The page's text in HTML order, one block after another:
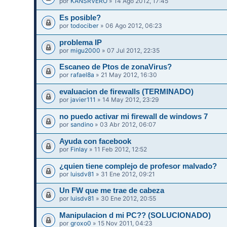
Es posible?
portodociber » 06 Ago 2012, 06:23
problema IP
por migu2000 » 07 Jul 2012, 22:35
Escaneo de Ptos de zonaVirus?
por rafael8a » 21 May 2012, 16:30
evaluacion de firewalls (TERMINADO)
porjavier111 » 14 May 2012, 23:29
no puedo activar mi firewall de windows 7
porsandino » 03 Abr 2012, 06:07
Ayuda con facebook
por Finlay » 11 Feb 2012, 12:52
¿quien tiene complejo de profesor malvado?
por luisdv81 » 31 Ene 2012, 09:21
Un FW que me trae de cabeza
por luisdv81 » 30 Ene 2012, 20:55
Manipulacion d mi PC?? (SOLUCIONADO)
porgroxo0 » 15 Nov 2011, 04:23